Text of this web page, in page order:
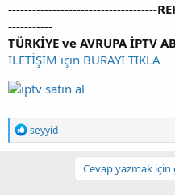
-------------------------------------
-----------
TÜRKİYE ve AVRUPA İPTV
İLETİŞİM için BURAYI TIKLA
T
e
p
seyyid
Cevap yazmak için